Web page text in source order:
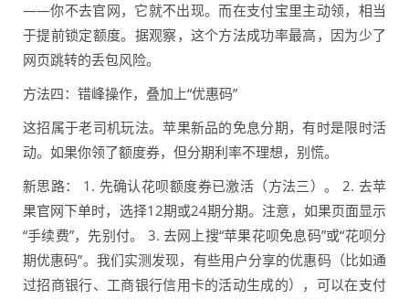
——你不去官网，它就不出现。而在支付宝里主动领，相当
于提前锁定额度。据观察，这个方法成功率最高，因为少了
网页跳转的丢包风险。
方法四：错峰操作，叠加上“优惠码”
这招属于老司机玩法。苹果新品的免息分期，有时是限时活
动。如果你领了额度券，但分期利率不理想，别慌。
新思路： 1. 先确认花呗额度券已激活（方法三）。 2. 去苹
果官网下单时，选择12期或24期分期。注意，如果页面显示
“手续费”，先别付。 3. 去网上搜“苹果花呗免息码”或“花呗分
期优惠码”。我们实测发现，有些用户分享的优惠码（比如通
过招商银行、工商银行信用卡的活动生成的），可以在支付